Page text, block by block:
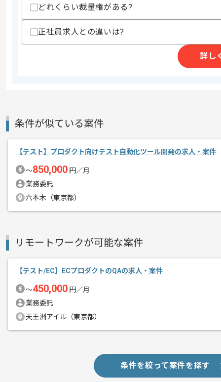
作業開始日
レバテック実績有りの企業でございます
どれくらい裁量権がある?
正社員求人との違いは?
詳し
条件が似ている案件
【テスト】プロダクト向けテスト自動化ツール開発の求人・案件
〜850,000 円／月
業務委託
六本木（東京都）
リモートワークが可能な案件
【テスト/EC】ECプロダクトのQAの求人・案件
〜450,000 円／月
業務委託
天王洲アイル（東京都）
条件を絞って案件を探す